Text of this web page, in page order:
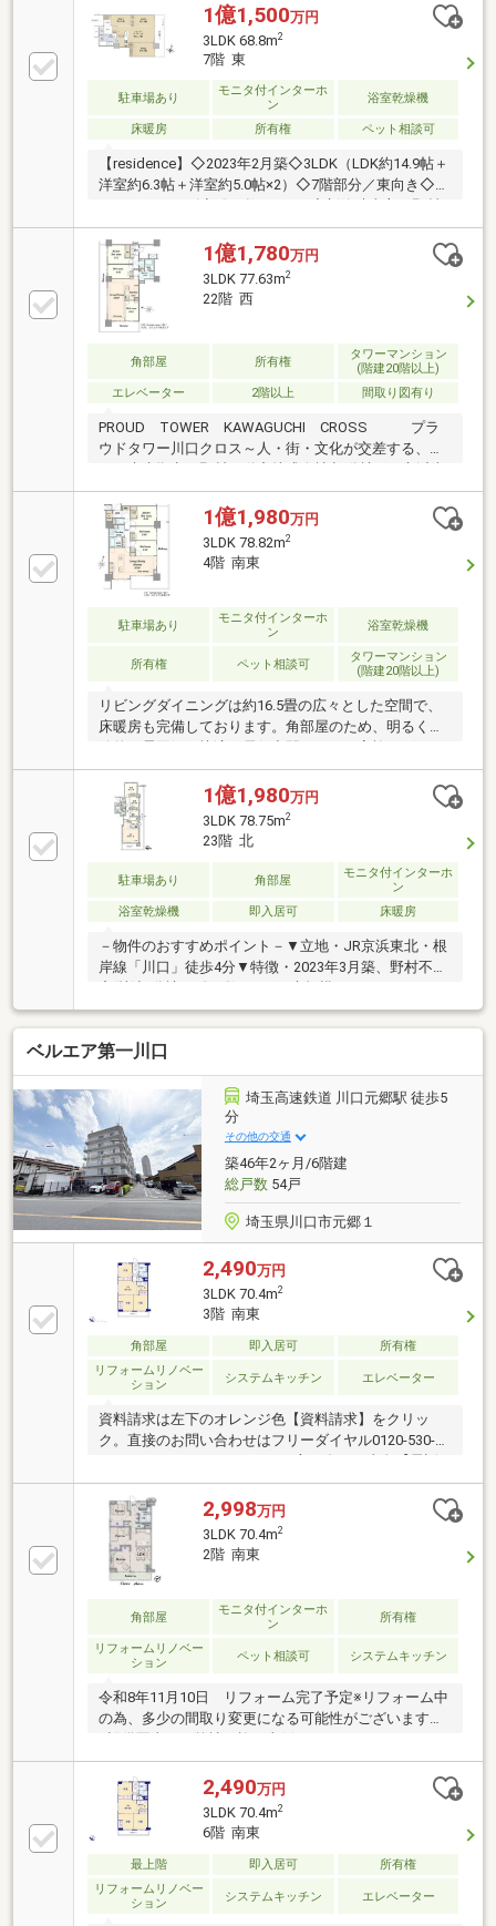
有・24時間有人管理体制・ゲストルーム等、共用施設
有(一部有償)・即引き渡し可(残金精算後)▼設備・床暖
房(LD)・食洗機・浴室乾燥機▼周辺環境・マルエツ川
学校 徒歩1分(約80m)■ ご希望の住まい探しをお手伝い
します ━━━━━・・・物件の詳細・ご相談はお気軽
にお問い合わせください。
1億1,500万円
3LDK 68.8m2
7階 東
駐車場あり
モニタ付インターホ
ン
浴室乾燥機
床暖房 所有権 ペット相談可
【residence】◇2023年2月築◇3LDK（LDK約14.9帖＋
洋室約6.3帖＋洋室約5.0帖×2）◇7階部分／東向き◇プ
不動産◇管理会社：野村不動産パートナーズ株式会社
◇樹モールプラザ直結（１階～３階の商業施設）【ア
クセス】・JR京浜東北線「川口」駅徒歩4分・埼玉高
速鉄道「川口元郷」駅徒歩12分【専有部分設備・仕
様】◎制振構造◎ダブルオートロックシステム◎ハン
ズフリーキー◎各階24時間ゴミ置き場◎各階防災倉庫
◎宅配ロッカー◎24時間有人体制セキュリティ（夜間
1億1,780万円
3LDK 77.63m2
22階 西
角部屋 所有権
タワーマンション
(階建20階以上)
エレベーター
2階以上 間取り図有り
PROUD TOWER KAWAGUCHI CROSS プラ
ウドタワー川口クロス～人・街・文化が交差する、川
北線 「川口」駅 徒歩4分の好立地■大規模再開発事業
中核レジデンス■制振構造採用■24時間有人管理体制■
トリプルセキュリティ（ダブルオートロック）■各フ
ロア24時間ゴミ置き場■プライバシー性の高い内廊下
設計■宅配ボックス完備■充実の共用部（ラウンジ・ゲ
ストルーム・スタディルーム等）
1億1,980万円
3LDK 78.82m2
4階 南東
駐車場あり
モニタ付インターホ
ン
浴室乾燥機
所有権 ペット相談可
タワーマンション
(階建20階以上)
リビングダイニングは約16.5畳の広々とした空間で、
床暖房も完備しております。角部屋のため、明るく開
との時間をゆったり過ごせます。北側には、独立した
約5.0畳・5.0畳・7.0畳の洋室があり、全て東向きのバ
ルコニーに面しております。さらに、クローゼットも
しっかりと配備され、梁も少なく、広々とお住まいに
なることができます。また、当該住戸の階下は共用部
分となっており、足音等も気にする必要がないため、
お子様がいらっしゃるご家庭にも非常におすすめで
す。
1億1,980万円
3LDK 78.75m2
23階 北
駐車場あり 角部屋
モニタ付インターホ
ン
浴室乾燥機
即入居可 床暖房
－物件のおすすめポイント－▼立地・JR京浜東北・根
岸線「川口」徒歩4分▼特徴・2023年3月築、野村不動
ン・陽当り・眺望・通風良好・LDKは約17.6帖・LDを
見渡せる対面式キッチン、勝手口有・WICなど全居室
に収納有・ゲストルームなど多彩な共用施設有・各階
防災倉庫有・ペット飼育可(細則有)・即お引渡し可(残
金精算後)▼設備・床暖房(LD)・食洗機・ディスポーザ
ー・浴室乾燥機・ミストサウナ■ ご希望の住まい探し
をお手伝いします ━━━━━・・・物件の詳細・ご相
談はお気軽にお問い合わせください。
ベルエア第一川口
埼玉高速鉄道 川口元郷駅 徒歩5
分
その他の交通
築46年2ヶ月/6階建
総戸数54戸
埼玉県川口市元郷１
2,490万円
3LDK 70.4m2
3階 南東
角部屋 即入居可
所有権
リフォームリノベー
ション
システムキッチン エレベーター
資料請求は左下のオレンジ色【資料請求】をクリッ
ク。直接のお問い合わせはフリーダイヤル0120-530-
で問い合わせ】をクリック）☆テレビで紹介された
【やどかリッチ】使えます！豊かに過ごすには【イン
テリア】家具や家電と【エクステリア】カーポートや
楽しめる庭、この充実度で変わってきます。これらを
一括で購入でき、その代金を住宅ローンに組み込むこ
とが可能なサービス、それがやどかリッチです。
2,998万円
3LDK 70.4m2
2階 南東
角部屋
モニタ付インターホ
ン
所有権
リフォームリノベー
ション
ペット相談可 システムキッチン
令和8年11月10日 リフォーム完了予定※リフォーム中
の為、多少の間取り変更になる可能性がございます。
---------------リフォーム会社の不動産事業部です。お住
まいになる方が、使いやすく、気持ちよく過ごせるよ
うに・・・明るく、木目の優しさをアクセントにした
お部屋。丁寧に、長く幸せに住んでいただけるように
心を込めて・・・自社でフルリノベーションさせてい
ただきます。
2,490万円
3LDK 70.4m2
6階 南東
最上階 即入居可
所有権
リフォームリノベー
ション
システムキッチン エレベーター